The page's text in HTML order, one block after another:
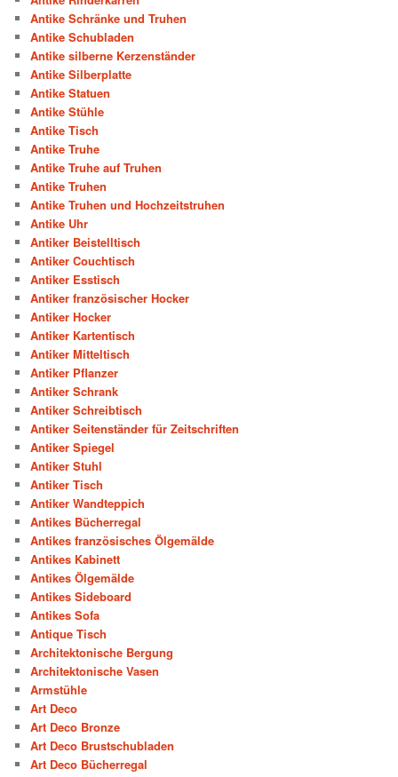
Antike Schränke und Truhen
Antike Schubladen
Antike silberne Kerzenständer
Antike Silberplatte
Antike Statuen
Antike Stühle
Antike Tisch
Antike Truhe
Antike Truhe auf Truhen
Antike Truhen
Antike Truhen und Hochzeitstruhen
Antike Uhr
Antiker Beistelltisch
Antiker Couchtisch
Antiker Esstisch
Antiker französischer Hocker
Antiker Hocker
Antiker Kartentisch
Antiker Mitteltisch
Antiker Pflanzer
Antiker Schrank
Antiker Schreibtisch
Antiker Seitenständer für Zeitschriften
Antiker Spiegel
Antiker Stuhl
Antiker Tisch
Antiker Wandteppich
Antikes Bücherregal
Antikes französisches Ölgemälde
Antikes Kabinett
Antikes Ölgemälde
Antikes Sideboard
Antikes Sofa
Antique Tisch
Architektonische Bergung
Architektonische Vasen
Armstühle
Art Deco
Art Deco Bronze
Art Deco Brustschubladen
Art Deco Bücherregal